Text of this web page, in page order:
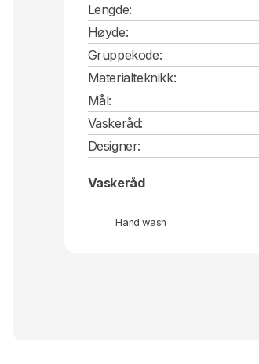
Lengde:
Høyde:
Gruppekode:
Materialteknikk:
Mål:
Vaskeråd:
Designer:
Vaskeråd
Hand wash